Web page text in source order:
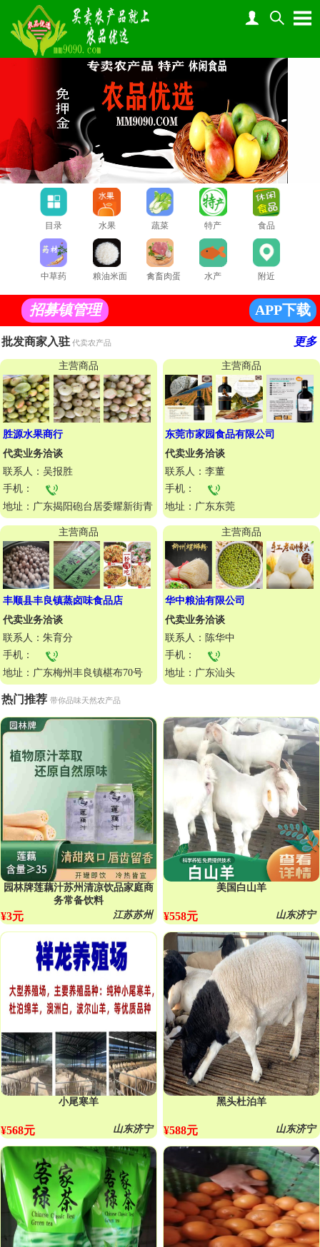
目录 水果 蔬菜 特产 食品
中草药 粮油米面 禽畜肉蛋 水产 附近
招募镇管理 APP下载
更多
批发商家入驻 代卖农产品
主营商品
胜源水果商行
代卖业务洽谈
联系人：吴报胜
手机：
地址：广东揭阳砲台居委耀新街青
菓场
主营商品
东莞市家园食品有限公司
代卖业务洽谈
联系人：李董
手机：
地址：广东东莞
主营商品
丰顺县丰良镇蒸卤味食品店
代卖业务洽谈
联系人：朱育分
手机：
地址：广东梅州丰良镇椹布70号
主营商品
华中粮油有限公司
代卖业务洽谈
联系人：陈华中
手机：
地址：广东汕头
热门推荐带你品味天然农产品
园林牌莲藕汁苏州清凉饮品家庭商
务常备饮料
江苏苏州
¥3元
美国白山羊
山东济宁
¥558元
小尾寒羊
山东济宁
¥568元
黑头杜泊羊
山东济宁
¥588元